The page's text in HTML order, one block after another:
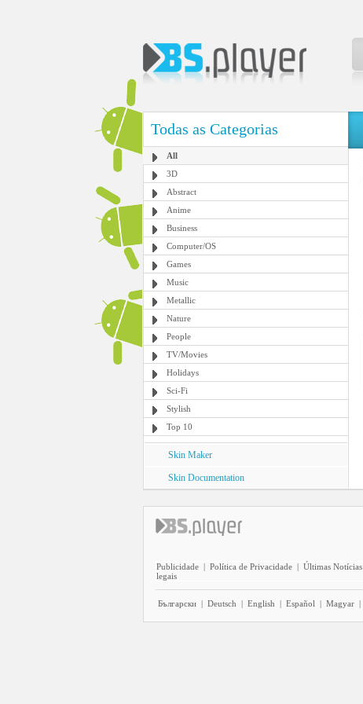
Todas as Categorias
All
3D
Abstract
Anime
Business
Computer/OS
Games
Music
Metallic
Nature
People
TV/Movies
Holidays
Sci-Fi
Stylish
Top 10
Skin Maker
Skin Documentation
Publicidade | Política de Privacidade | Últimas Notícias
legais
Български | Deutsch | English | Español | Magyar |